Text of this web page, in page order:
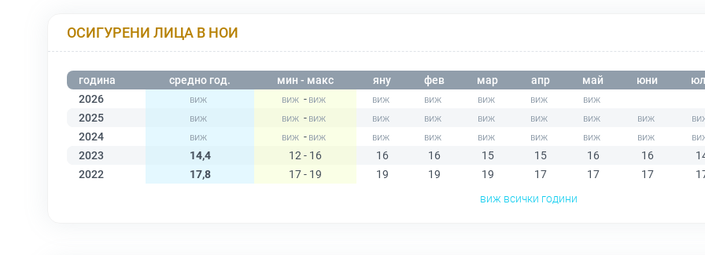
ОСИГУРЕНИ ЛИЦА В НОИ
година средно год. мин - макс яну фев мар апр май юни
2026
-
2025
-
2024
-
2023
14,4 12 - 16 16 16 15 15 16 16
2022
17,8 17 - 19 19 19 19 17 17 17
виж всички години